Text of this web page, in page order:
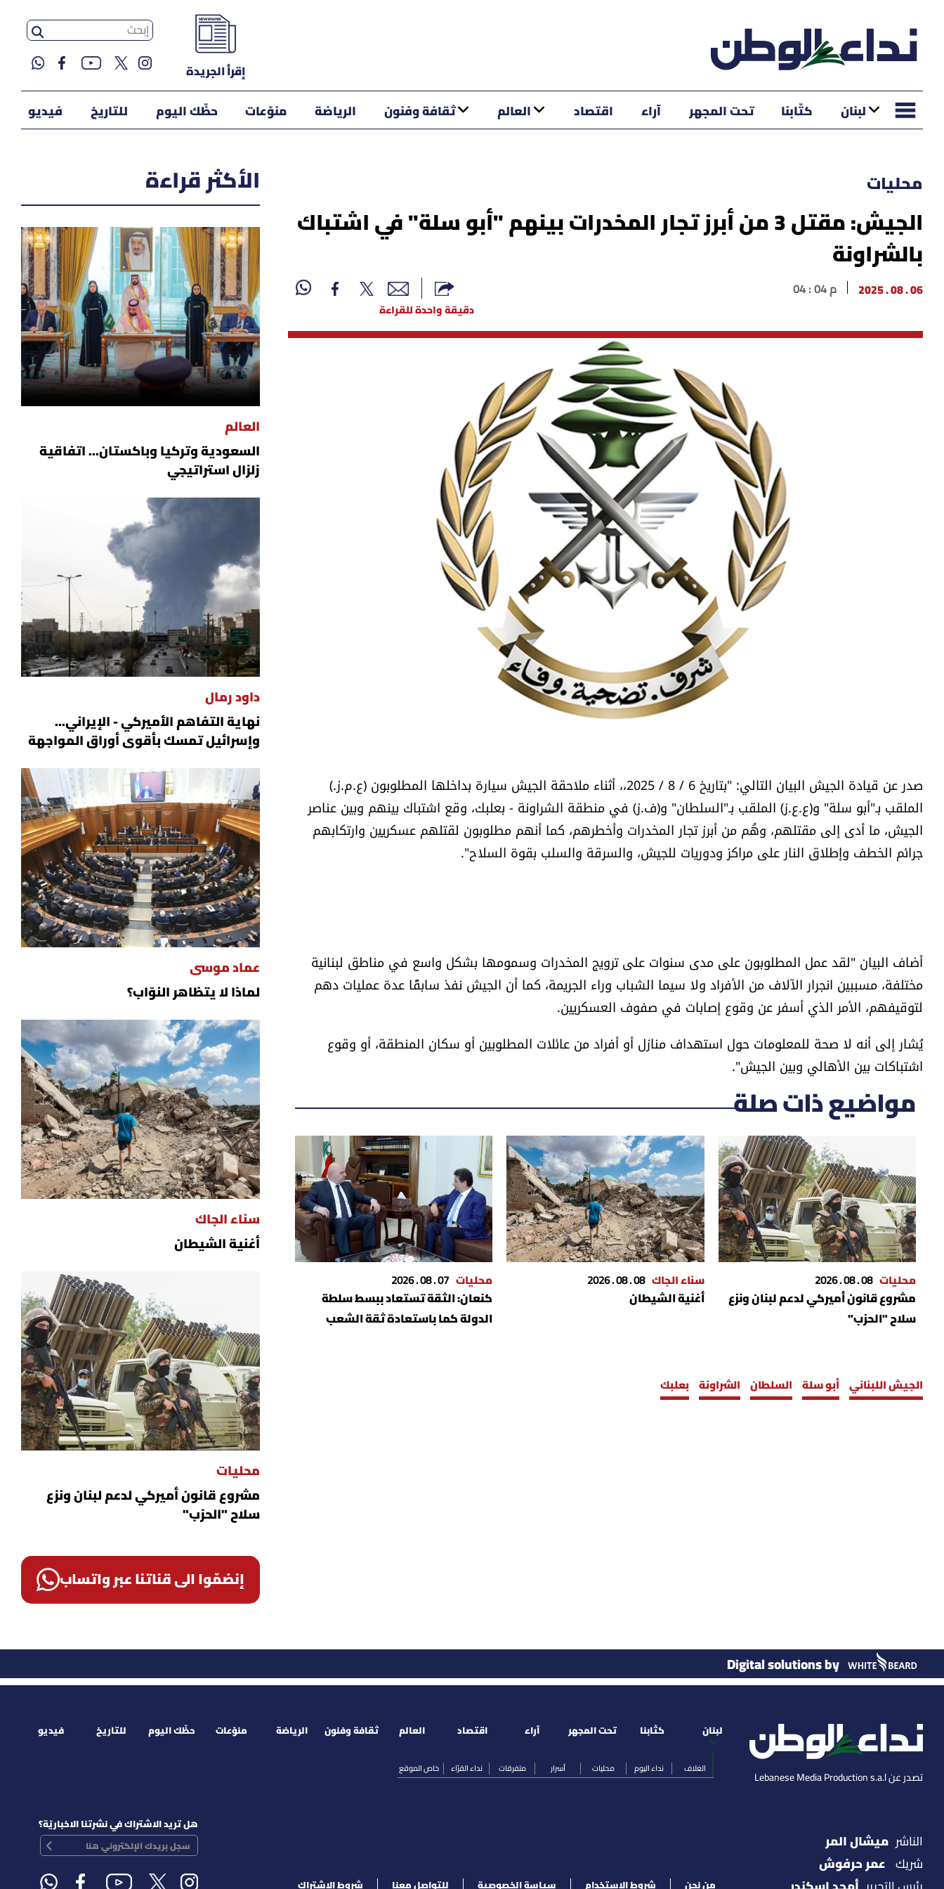
إقرأ الجريدة
لبنان كتّابنا تحت المجهر آراء اقتصاد العالم ثقافة وفنون الرياضة منوّعات حظّك اليوم للتاريخ فيديو
محليات
الجيش: مقتل 3 من أبرز تجار المخدرات بينهم "أبو سلة" في اشتباك
بالشراونة
06 . 08 . 2025 04 : 04 م
دقيقة واحدة للقراءة
صدر عن قيادة الجيش البيان التالي: "بتاريخ 6 / 8 / 2025،، أثناء ملاحقة الجيش سيارة بداخلها المطلوبون (ع.م.ز.)
الملقب بـ"أبو سلة" و(ع.ع.ز) الملقب بـ"السلطان" و(ف.ز) في منطقة الشراونة - بعلبك، وقع اشتباك بينهم وبين عناصر
الجيش، ما أدى إلى مقتلهم، وهُم من أبرز تجار المخدرات وأخطرهم، كما أنهم مطلوبون لقتلهم عسكريين وارتكابهم
جرائم الخطف وإطلاق النار على مراكز ودوريات للجيش، والسرقة والسلب بقوة السلاح".
أضاف البيان "لقد عمل المطلوبون على مدى سنوات على ترويج المخدرات وسمومها بشكل واسع في مناطق لبنانية
مختلفة، مسببين انجرار الآلاف من الأفراد ولا سيما الشباب وراء الجريمة، كما أن الجيش نفذ سابقًا عدة عمليات دهم
لتوقيفهم، الأمر الذي أسفر عن وقوع إصابات في صفوف العسكريين.
يُشار إلى أنه لا صحة للمعلومات حول استهداف منازل أو أفراد من عائلات المطلوبين أو سكان المنطقة، أو وقوع
اشتباكات بين الأهالي وبين الجيش".
مواضيع ذات صلة
محليات 08 . 08 . 2026
مشروع قانون أميركي لدعم لبنان ونزع
سلاح "الحزب"
سناء الجاك 08 . 08 . 2026
أغنية الشيطان
محليات 07 . 08 . 2026
كنعان‬⁩: الثقة تستعاد ببسط سلطة
الدولة كما باستعادة ثقة الشعب
الجيش اللبناني أبو سلة السلطان الشراونة بعلبك
الأكثر قراءة
العالم
السعودية وتركيا وباكستان... اتفاقية
زلزال استراتيجي
داود رمال
نهاية التفاهم الأميركي - الإيراني...
وإسرائيل تمسك بأقوى أوراق المواجهة
عماد موسى
لماذا لا يتظاهر النوّاب؟
سناء الجاك
أغنية الشيطان
محليات
مشروع قانون أميركي لدعم لبنان ونزع
سلاح "الحزب"
إنضمّوا الى قناتنا عبر واتساب
Digital solutions by
تصدر عن Lebanese Media Production s.a.l
لبنان
الغلاف نداء اليوم محليات أسرار متفرقات نداء القرّاء خاص الموقع
كتّابنا تحت المجهر آراء اقتصاد العالم ثقافة وفنون الرياضة منوّعات حظّك اليوم للتاريخ فيديو
الناشر ميشال المر
شريك عمر حرفوش
من نحن شروط الإستخدام سياسة الخصوصية للتواصل معنا شروط الإشتراك
هل تريد الاشتراك في نشرتنا الاخباريّة؟